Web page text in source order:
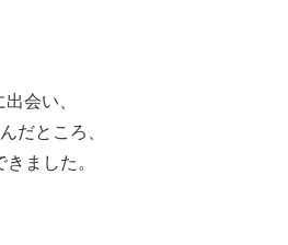
会い、
だところ、
ました。